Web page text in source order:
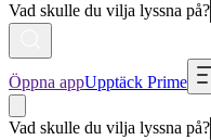
Vad skulle du vilja lyssna på?
Öppna appUpptäck Prime
Vad skulle du vilja lyssna på?